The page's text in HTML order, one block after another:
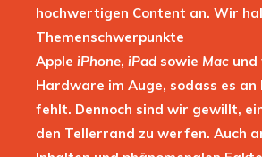
hochwertigen Content an. Wir
Themenschwerpunkte
Apple iPhone, iPad sowie Mac und
Hardware im Auge, sodass es an
fehlt. Dennoch sind wir gewillt,
den Tellerrand zu werfen. Auch